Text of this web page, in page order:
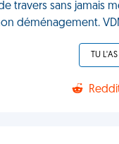
travers sans jamais
déménagement.
TU